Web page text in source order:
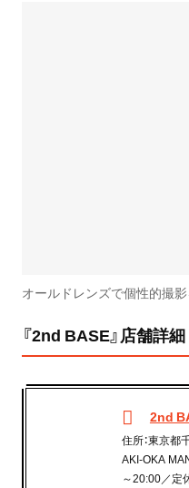
オールドレンズで個性的撮影
『2nd BASE』店舗詳細
2nd
住所：東京都
AKI-OKA
～20:00／定